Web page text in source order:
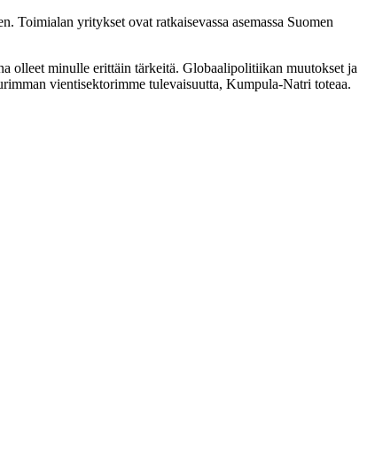
yritykset ovat ratkaisevassa asemassa Suomen
olleet minulle erittäin tärkeitä. Globaalipolitiikan muutokset ja
vientisektorimme tulevaisuutta, Kumpula-Natri toteaa.